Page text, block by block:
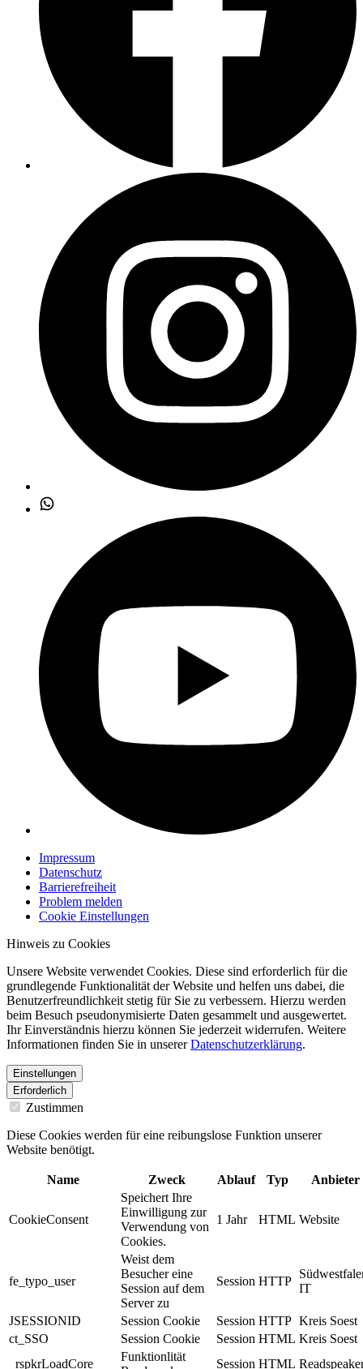
Impressum
Datenschutz
Barrierefreiheit
Problem melden
Cookie Einstellungen
Hinweis zu Cookies
Unsere Website verwendet Cookies. Diese sind erforderlich für die
grundlegende Funktionalität der Website und helfen uns dabei, die
Benutzerfreundlichkeit stetig für Sie zu verbessern. Hierzu werden
beim Besuch pseudonymisierte Daten gesammelt und ausgewertet.
Ihr Einverständnis hierzu können Sie jederzeit widerrufen. Weitere
Informationen finden Sie in unsererDatenschutzerklärung.
Einstellungen
Erforderlich
Zustimmen
Diese Cookies werden für eine reibungslose Funktion unserer
Website benötigt.
Name Zweck Ablauf Typ Anbieter
CookieConsent
Speichert Ihre
Einwilligung zur
Verwendung von
Cookies.
1 Jahr HTML Website
fe_typo_user
Weist dem
Besucher eine
Session auf dem
Server zu
Session HTTP
IT
JSESSIONID Session Cookie Session HTTP Kreis Soest
ct_SSO
Session Cookie Session HTML Kreis Soest
_rspkrLoadCore
Funktionlität
Session HTML